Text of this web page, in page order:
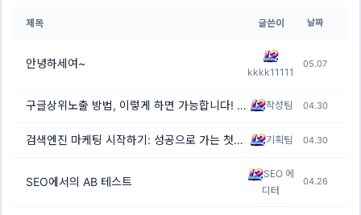
제목 글쓴이 날짜
안녕하세여~
kkkk11111
05.07
구글상위노출 방법, 이렇게 하면 가능합니다![2] 작성팀 04.30
검색엔진 마케팅 시작하기: 성공으로 가는 첫걸음 기획팀 04.30
SEO에서의 AB 테스트
SEO 에
디터
04.26